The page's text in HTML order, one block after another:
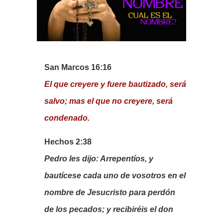
San Marcos 16:16
El que creyere y fuere bautizado, será
salvo; mas el que no creyere, será
condenado.
Hechos 2:38
Pedro les dijo: Arrepentíos, y
bautícese cada uno de vosotros en el
nombre de Jesucristo para perdón
de los pecados; y recibiréis el don